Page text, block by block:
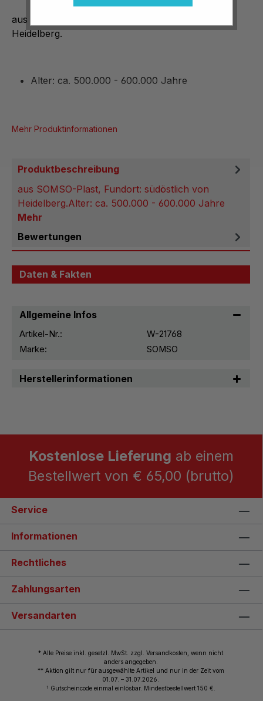
aus SOMSO-Plast, Fundort: südöstlich von
Heidelberg.
Alter: ca. 500.000 - 600.000 Jahre
Mehr Produktinformationen
Produktbeschreibung
aus SOMSO-Plast, Fundort: südöstlich von
Heidelberg.Alter: ca. 500.000 - 600.000 Jahre
Mehr
Bewertungen
Daten & Fakten
Allgemeine Infos
Artikel-Nr.:
W-21768
Marke:
SOMSO
Herstellerinformationen
Kostenlose Lieferung ab einem
Bestellwert von € 65,00 (brutto)
Service
Informationen
Rechtliches
Zahlungsarten
Versandarten
* Alle Preise inkl. gesetzl. MwSt. zzgl. Versandkosten, wenn nicht
anders angegeben.
** Aktion gilt nur für ausgewählte Artikel und nur in der Zeit vom
01.07. – 31.07.2026.
1 Gutscheincode einmal einlösbar. Mindestbestellwert 150 €.